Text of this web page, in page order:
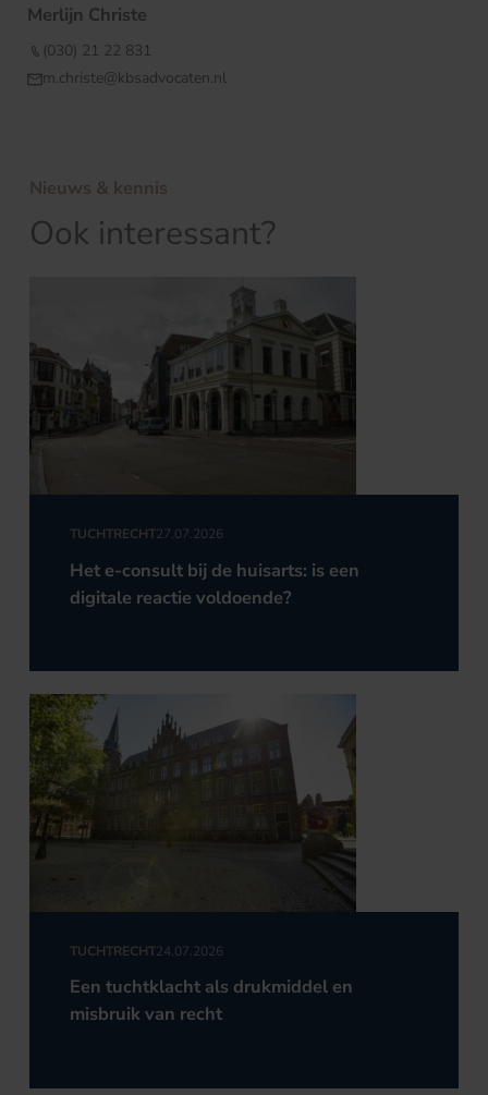
Merlijn Christe
(030) 21 22 831
m.christe@kbsadvocaten.nl
Nieuws & kennis
Ook interessant?
TUCHTRECHT27.07.2026
Het e-consult bij de huisarts: is een
digitale reactie voldoende?
TUCHTRECHT24.07.2026
Een tuchtklacht als drukmiddel en
misbruik van recht